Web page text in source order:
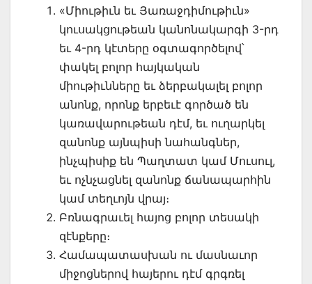
«Միութիւն եւ Յառաջդիմութիւն»
կուսակցութեան կանոնակարգի 3-րդ
եւ 4-րդ կէտերը օգտագործելով՝
փակել բոլոր հայկական
միութիւնները եւ ձերբակալել բոլոր
անոնք, որոնք երբեւէ գործած են
կառավարութեան դէմ, եւ ուղարկել
զա­նոնք այնպիսի նահանգներ,
ինչպիսիք են Պաղտատ կամ Մուսուլ,
եւ ոչնչացնել զանոնք ճանապարհին
կամ տեղւոյն վրայ։
Բռնագրաւել հայոց բոլոր տեսակի
զէնքերը։
Համապատասխան ու մասնաւոր
միջոցներով հայերու դէմ գրգռել